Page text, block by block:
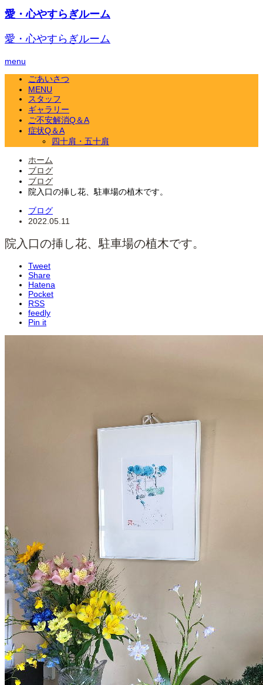
愛・心やすらぎルーム
愛・心やすらぎルーム
menu
ごあいさつ
MENU
スタッフ
ギャラリー
ご不安解消Q＆A
症状Q＆A
四十肩・五十肩
ホーム
ブログ
ブログ
院入口の挿し花、駐車場の植木です。
ブログ
2022.05.11
院入口の挿し花、駐車場の植木です。
Tweet
Share
Hatena
Pocket
RSS
feedly
Pin it